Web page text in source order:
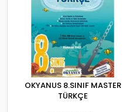
OKYANUS 8.SINIF MASTER
TÜRKÇE